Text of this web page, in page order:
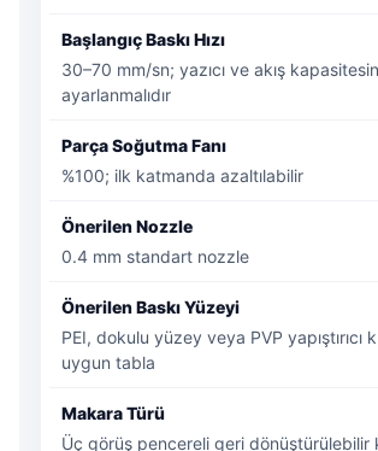
Başlangıç Baskı Hızı
30–70 mm/sn; yazıcı ve akış
ayarlanmalıdır
Parça Soğutma Fanı
%100; ilk katmanda azaltılabilir
Önerilen Nozzle
0.4 mm standart nozzle
Önerilen Baskı Yüzeyi
PEI, dokulu yüzey veya PVP yapıştırıcı
uygun tabla
Makara Türü
Üç görüş pencereli geri dönüştürülebilir